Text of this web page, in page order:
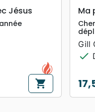
RAPIDE
Jésus
shopping_cart
Ma
Gill
check
Prix